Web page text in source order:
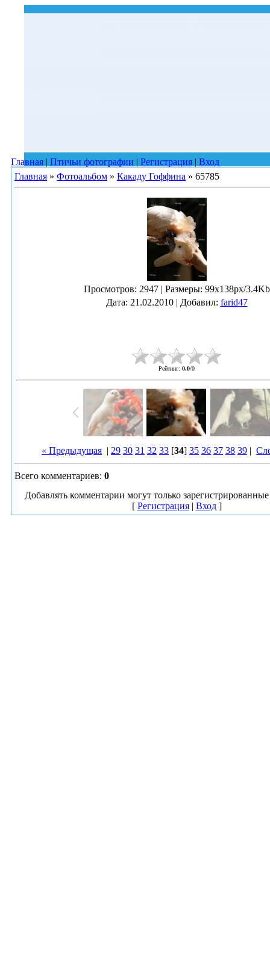
Главная | Птичьи фотографии | Регистрация | Вход
Главная » Фотоальбом » Какаду Гоффина » 65785
Просмотров: 2947 | Размеры: 99x138px/3.4Kb
Дата: 21.02.2010 | Добавил: farid47
Рейтинг: 0.0/0
« Предыдущая | 29 30 31 32 33 [34] 35 36 37 38 39 |
Всего комментариев: 0
Добавлять комментарии могут только
[ Регистрация| Вход]